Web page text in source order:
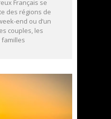
Français se
des régions de
end ou d’un
couples, les
familles